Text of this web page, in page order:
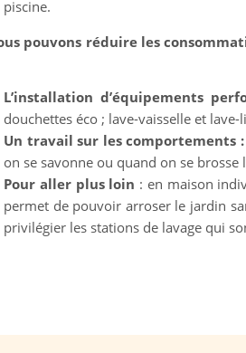
piscine.
pouvons réduire les
L’installation d’équipements
douchettes éco ; lave-vaisselle et
Un travail sur les comportements :
on se savonne ou quand on se
Pour aller plus loin : en maison
permet de pouvoir arroser le jardin
privilégier les stations de lavage qui